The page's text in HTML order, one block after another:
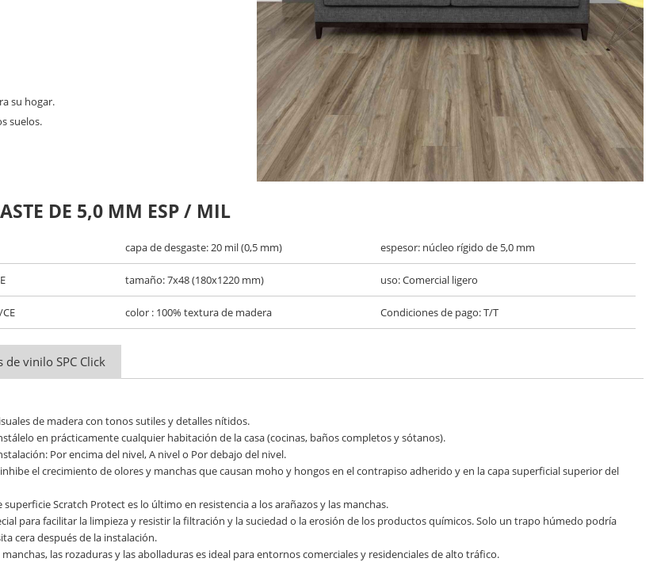
su hogar.
suelos.
DE 5,0 MM ESP / MIL
capa de desgaste: 20 mil (0,5 mm) espesor: núcleo rígido de 5,0 mm
tamaño: 7x48 (180x1220 mm) uso: Comercial ligero
color : 100% textura de madera Condiciones de pago: T/T
de vinilo SPC Click
de madera con tonos sutiles y detalles nítidos.
en prácticamente cualquier habitación de la casa (cocinas, baños completos y sótanos).
Por encima del nivel, A nivel o Por debajo del nivel.
el crecimiento de olores y manchas que causan moho y hongos en el contrapiso adherido y en la capa superficial superior del
Scratch Protect es lo último en resistencia a los arañazos y las manchas.
para facilitar la limpieza y resistir la filtración y la suciedad o la erosión de los productos químicos. Solo un trapo húmedo podría
cera después de la instalación.
las rozaduras y las abolladuras es ideal para entornos comerciales y residenciales de alto tráfico.